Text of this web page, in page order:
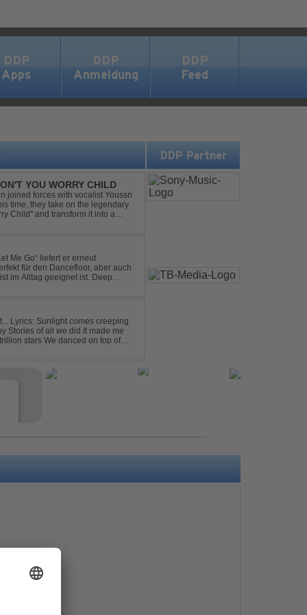
DDP
Apps
DDP
Anmeldung
DDP
Feed
YOU WORRY CHILD
joined forces with vocalist Youssri
time, they take on the legendary
Child" and transform it into a
Me Go“ liefert er erneut
für den Dancefloor, aber auch
im Alltag geeignet ist. Deep
DDP Partner